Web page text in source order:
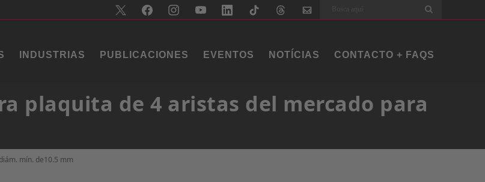
INDUSTRIAS PUBLICACIONES EVENTOS NOTÍCIAS CONTACTO + FAQS
plaquita de 4 aristas del mercado para
mín. de10.5 mm